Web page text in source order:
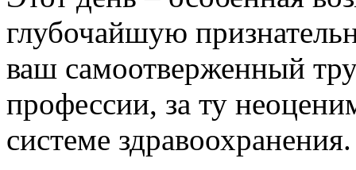
глубочайшую
ваш самоотверженный
профессии, за ту
системе здравоохранения.